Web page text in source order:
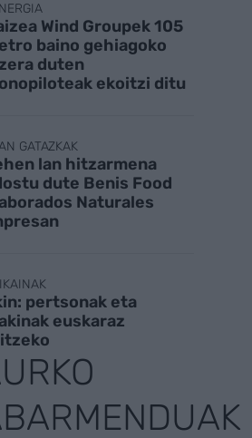
Wind Groupek 105
baino gehiagoko
duten
ekoitzi ditu
GATAZKAK
lan hitzarmena
dute Benis Food
Naturales
pertsonak eta
euskaraz